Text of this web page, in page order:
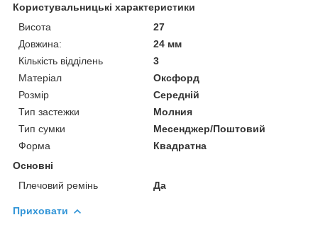
Користувальницькі характеристики
Висота
27
Довжина:
24 мм
Кількість відділень
3
Матеріал
Оксфорд
Розмір
Середній
Тип застежки
Молния
Тип сумки
Месенджер/Поштовий
Форма
Квадратна
Основні
Плечовий ремінь
Да
Приховати